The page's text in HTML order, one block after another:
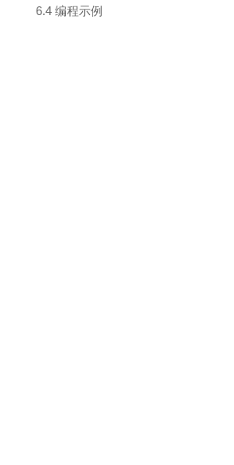
6.4 编程示例